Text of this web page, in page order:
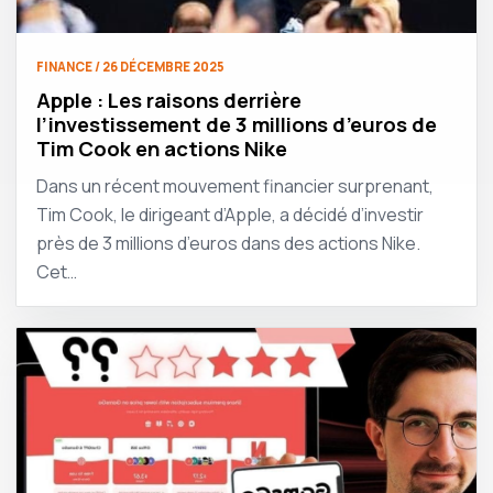
FINANCE / 26 DÉCEMBRE 2025
Apple : Les raisons derrière
l’investissement de 3 millions d’euros de
Tim Cook en actions Nike
Dans un récent mouvement financier surprenant,
Tim Cook, le dirigeant d’Apple, a décidé d’investir
près de 3 millions d’euros dans des actions Nike.
Cet…